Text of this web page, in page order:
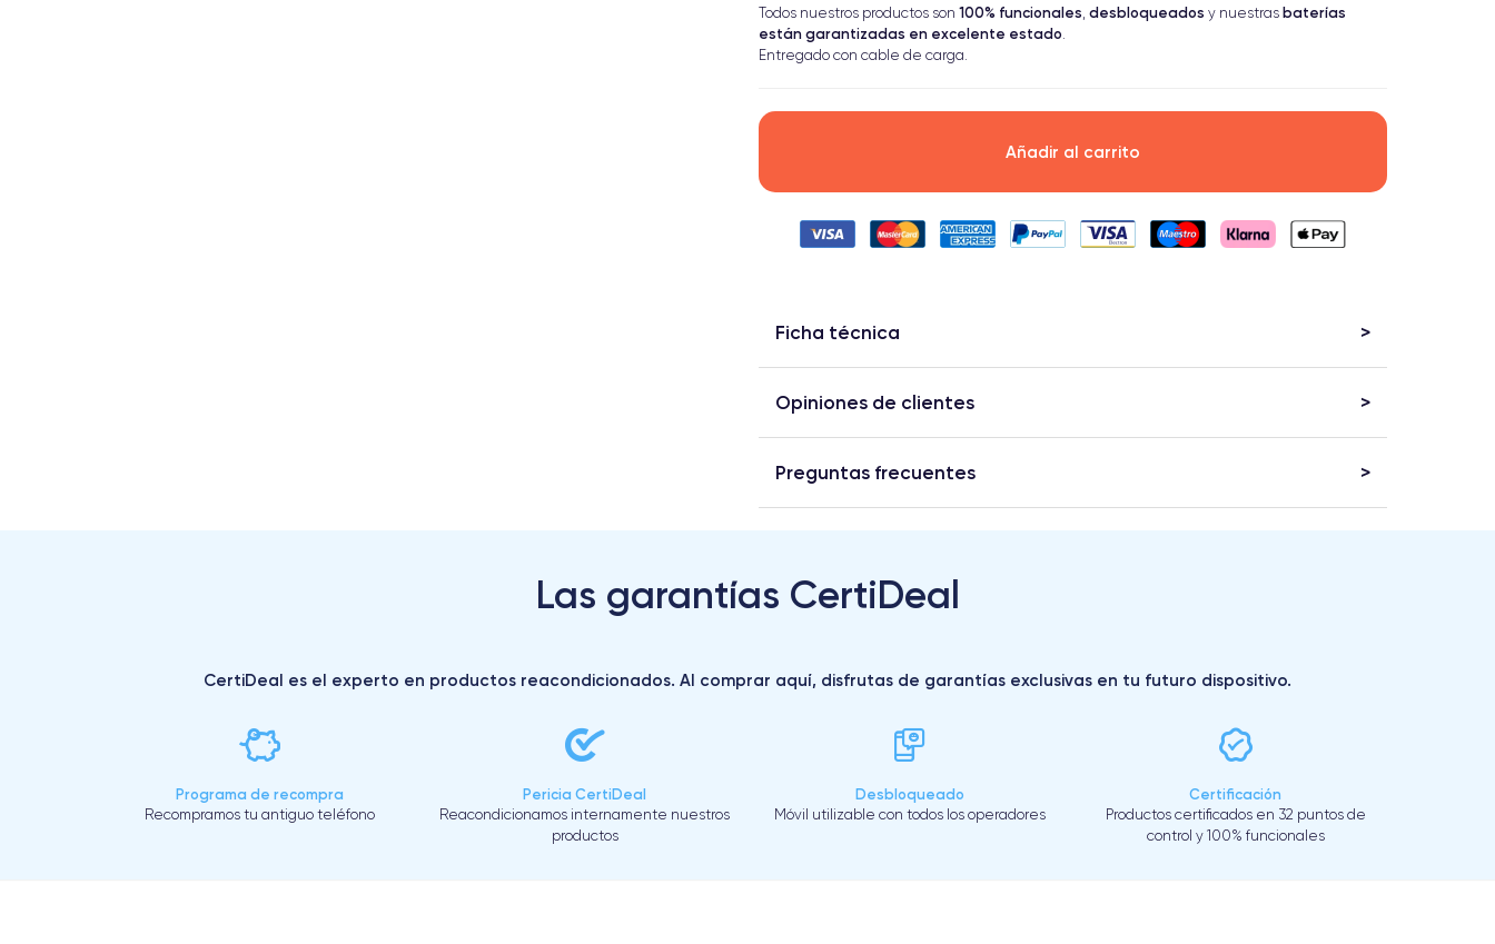
Todos nuestros productos son 100% funcionales, desbloqueados y nuestras baterías
están garantizadas en excelente estado.
Entregado con cable de carga.
Añadir al carrito
Ficha técnica
Opiniones de clientes
Preguntas frecuentes
Las garantías CertiDeal
CertiDeal es el experto en productos reacondicionados. Al comprar aquí, disfrutas de garantías exclusivas en tu futuro dispositivo.
Programa de recompra
Recompramos tu antiguo teléfono
Pericia CertiDeal
Reacondicionamos internamente nuestros
productos
Desbloqueado
Móvil utilizable con todos los operadores
Certificación
Productos certificados en 32 puntos de
control y 100% funcionales